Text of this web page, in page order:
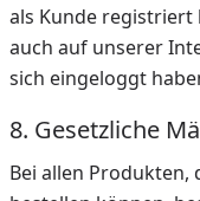
als Kunde registriert
auch auf unserer
sich eingeloggt
8. Gesetzliche
Bei allen Produkten,